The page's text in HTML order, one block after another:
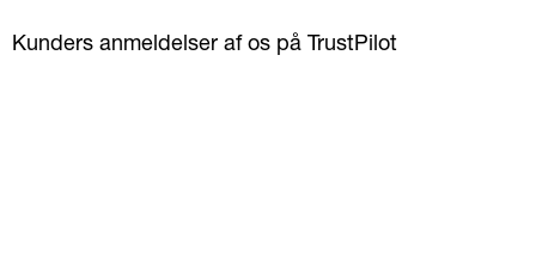
Kunders anmeldelser af os på TrustPilot